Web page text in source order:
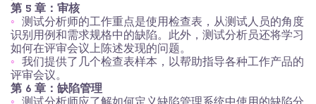
第 5 章：审核
测试分析师的工作重点是使用检查表，从测试人员的角度
识别用例和需求规格中的缺陷。此外，测试分析员还将学习
如何在评审会议上陈述发现的问题。
我们提供了几个检查表样本，以帮助指导各种工作产品的
评审会议。
第 6 章：缺陷管理